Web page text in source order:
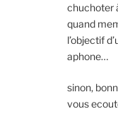
chuchoter
quand
l’objectif
aphone…
sinon,
vous